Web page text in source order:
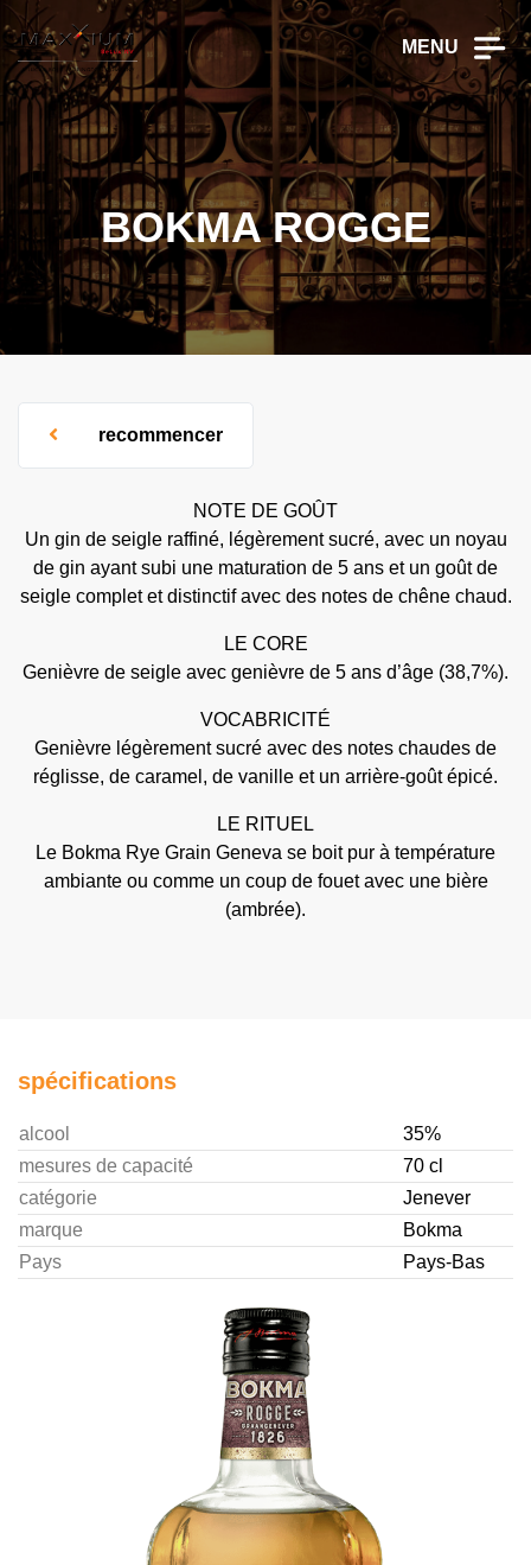
MENU
BOKMA ROGGE
recommencer
NOTE DE GOÛT
Un gin de seigle raffiné, légèrement sucré, avec un noyau
de gin ayant subi une maturation de 5 ans et un goût de
seigle complet et distinctif avec des notes de chêne chaud.
LE CORE
Genièvre de seigle avec genièvre de 5 ans d’âge (38,7%).
VOCABRICITÉ
Genièvre légèrement sucré avec des notes chaudes de
réglisse, de caramel, de vanille et un arrière-goût épicé.
LE RITUEL
Le Bokma Rye Grain Geneva se boit pur à température
ambiante ou comme un coup de fouet avec une bière
(ambrée).
spécifications
alcool
35%
mesures de capacité
70 cl
catégorie
Jenever
marque
Bokma
Pays
Pays-Bas